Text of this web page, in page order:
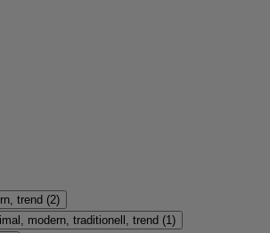
trend (2)
modern, traditionell, trend (1)